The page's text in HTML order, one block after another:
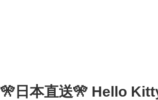
🎌日本直送🎌 Hello